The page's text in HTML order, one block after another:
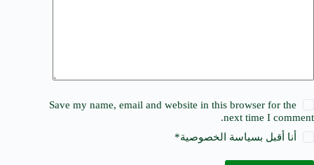
Save my name, email and website in this browser for the
next time I comment.
أنا أقبل بسياسة الخصوصية*